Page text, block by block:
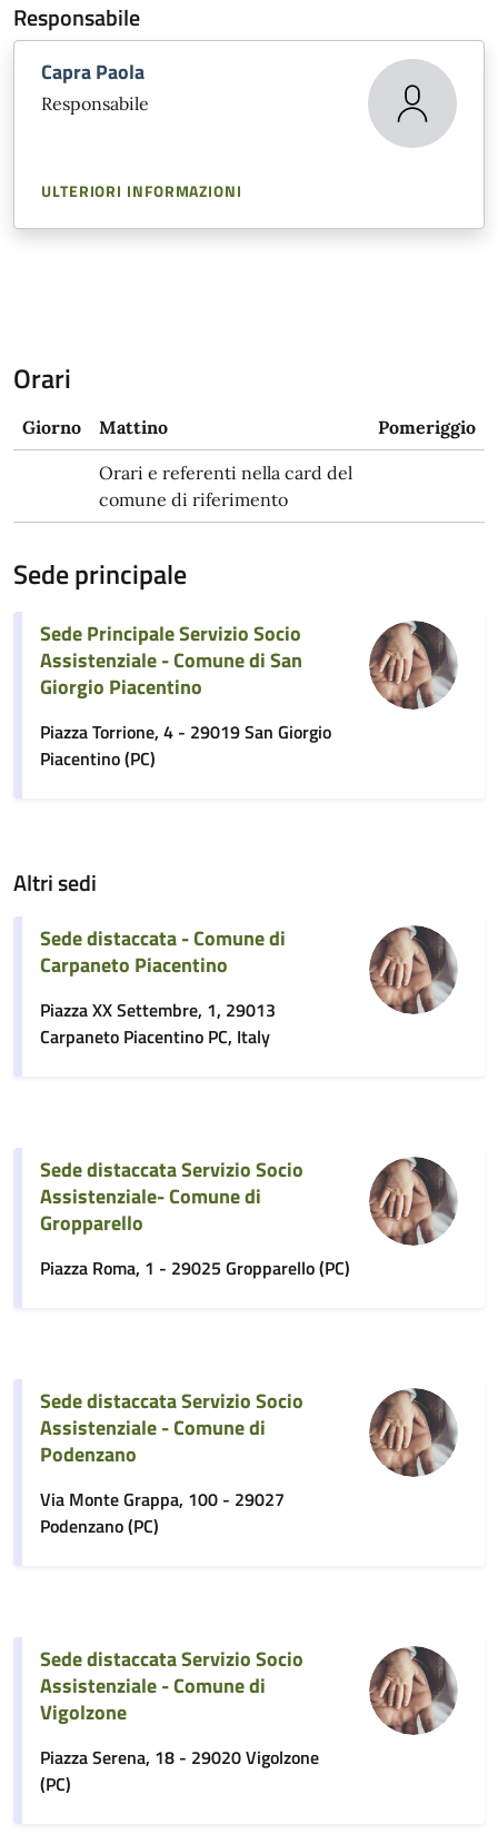
Responsabile
Capra Paola
Responsabile
ULTERIORI INFORMAZIONI
Orari
Giorno Mattino Pomeriggio
Orari e referenti nella card del
comune di riferimento
Sede principale
Sede Principale Servizio Socio
Assistenziale - Comune di San
Giorgio Piacentino
Piazza Torrione, 4 - 29019 San Giorgio
Piacentino (PC)
Altri sedi
Sede distaccata - Comune di
Carpaneto Piacentino
Piazza XX Settembre, 1, 29013
Carpaneto Piacentino PC, Italy
Sede distaccata Servizio Socio
Assistenziale- Comune di
Gropparello
Piazza Roma, 1 - 29025 Gropparello (PC)
Sede distaccata Servizio Socio
Assistenziale - Comune di
Podenzano
Via Monte Grappa, 100 - 29027
Podenzano (PC)
Sede distaccata Servizio Socio
Assistenziale - Comune di
Vigolzone
Piazza Serena, 18 - 29020 Vigolzone
(PC)